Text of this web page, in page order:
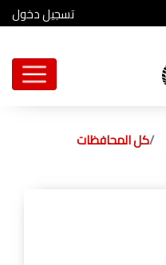
تسجيل دخول
كل المحافظات